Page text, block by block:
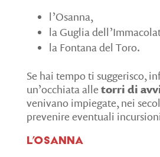
l’Osanna,
la Guglia
la Fontana del Toro.
Se hai tempo ti suggerisco,
un’occhiata alletorri di
venivano impiegate, nei
prevenire eventuali
L’Osanna